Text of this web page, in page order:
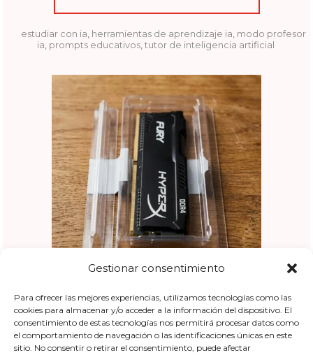
Gestionar consentimiento
Para ofrecer las mejores experiencias, utilizamos tecnologías como las
cookies para almacenar y/o acceder a la información del dispositivo. El
consentimiento de estas tecnologías nos permitirá procesar datos como
el comportamiento de navegación o las identificaciones únicas en este
sitio. No consentir o retirar el consentimiento, puede afectar
estudiar con ia, herramientas de aprendizaje ia, modo profesor
ia, prompts educativos,tutor de inteligencia artificial
Información General